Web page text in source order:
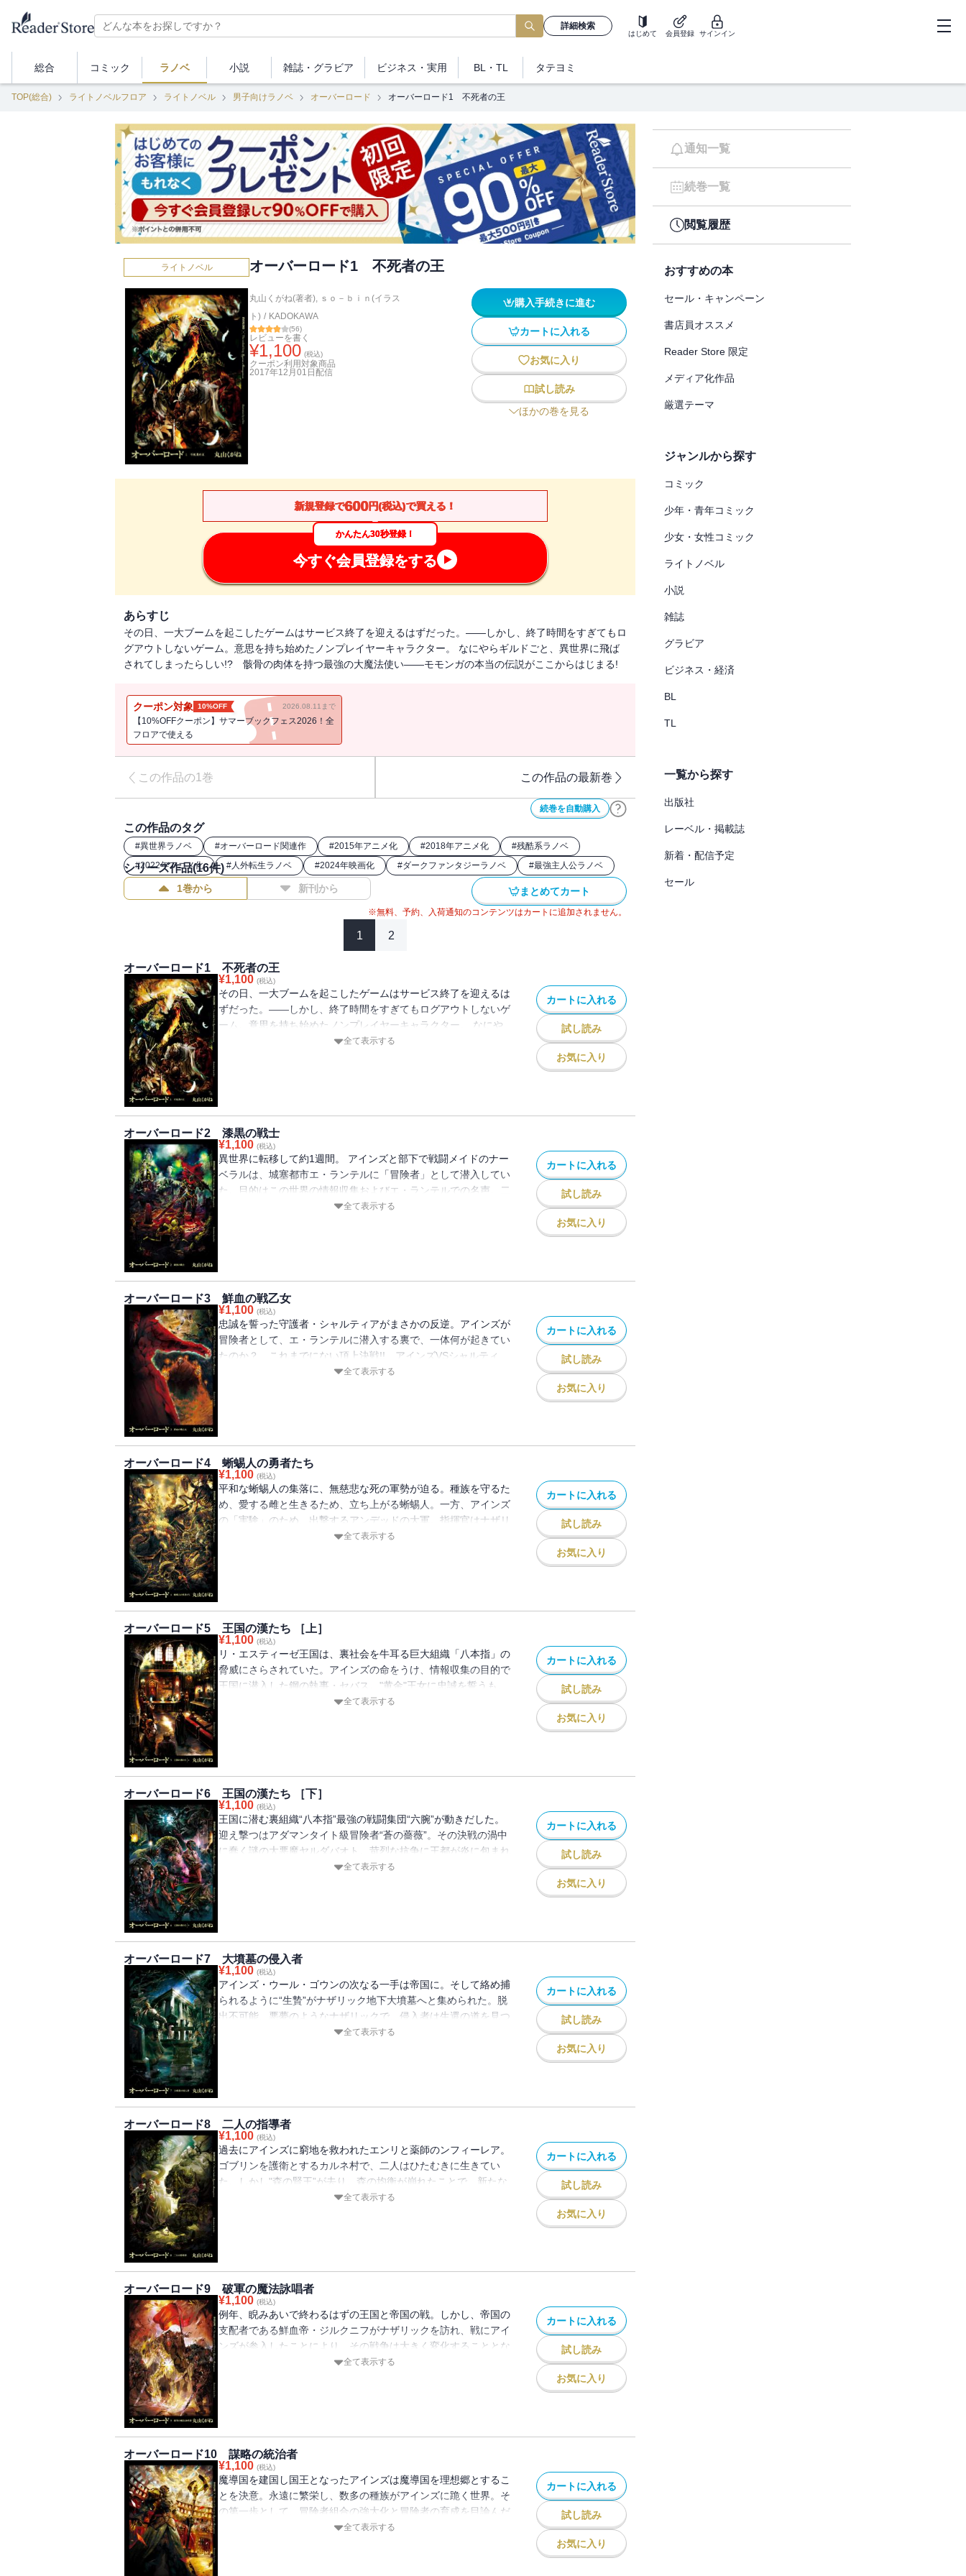
詳細検索
はじめて 会員登録 サインイン
総合 コミック ラノベ 小説 雑誌・ グラビア ビジネス ・実用 BL・TL タテヨミ
TOP(総合) ライトノベルフロア ライトノベル 男子向けラノベ オーバーロード オーバーロード1 不死者の王
ライトノベル オーバーロード1 不死者の王
丸山くがね(著者), ｓｏ－ｂｉｎ(イラス
ト) / KADOKAWA
(56)
レビューを書く
¥1,100 (税込)
クーポン利用対象商品
2017年12月01日 配信
購入手続きに進む
カートに入れる
お気に入り
試し読み
ほかの巻を見る
新規登録で600円(税込)で買える！
かんたん30秒登録！
今すぐ会員登録をする
あらすじ
その日、一大ブームを起こしたゲームはサービス終了を迎えるはずだった。――しかし、終了時間をすぎてもロ
グアウトしないゲーム。意思を持ち始めたノンプレイヤーキャラクター。 なにやらギルドごと、異世界に飛ば
されてしまったらしい!? 骸骨の肉体を持つ最強の大魔法使い――モモンガの本当の伝説がここからはじまる!
クーポン対象 10%OFF 2026.08.11まで
【10%OFFクーポン】サマーブックフェス2026！全
フロアで使える
この作品の1巻 この作品の最新巻
続巻を自動購入
この作品のタグ
#異世界ラノベ #オーバーロード関連作 #2015年アニメ化 #2018年アニメ化 #残酷系ラノベ
#2022年アニメ化 #人外転生ラノベ #2024年映画化 #ダークファンタジーラノベ #最強主人公ラノベ
シリーズ作品(16件)
1巻から 新刊から まとめてカート
※無料、予約、入荷通知のコンテンツはカートに追加されません。
1 2
オーバーロード1 不死者の王
¥1,100 (税込)
その日、一大ブームを起こしたゲームはサービス終了を迎えるは
ずだった。――しかし、終了時間をすぎてもログアウトしないゲ
ーム。意思を持ち始めたノンプレイヤーキャラクター。 なにや
らギルドごと、異世界に飛ばされてしまったらしい!? 骸骨の肉
全て表示する
カートに入れる
試し読み
お気に入り
オーバーロード2 漆黒の戦士
¥1,100 (税込)
異世界に転移して約1週間。 アインズと部下で戦闘メイドのナー
ベラルは、城塞都市エ・ランテルに「冒険者」として潜入してい
た。目的はこの世界の情報収集およびエ・ランテルでの名声。二
人は薬草採取の依頼をうけ、「森の賢王」なる魔獣がひそむ森へ
全て表示する
カートに入れる
試し読み
お気に入り
オーバーロード3 鮮血の戦乙女
¥1,100 (税込)
忠誠を誓った守護者・シャルティアがまさかの反逆。アインズが
冒険者として、エ・ランテルに潜入する裏で、一体何が起きてい
たのか？ これまでにない頂上決戦!! アインズVSシャルティ
ア。ナザリック地下大墳墓が揺れる第3巻。
全て表示する
カートに入れる
試し読み
お気に入り
オーバーロード4 蜥蜴人の勇者たち
¥1,100 (税込)
平和な蜥蜴人の集落に、無慈悲な死の軍勢が迫る。種族を守るた
め、愛する雌と生きるため、立ち上がる蜥蜴人。一方、アインズ
の「実験」のため、出撃するアンデッドの大軍。指揮官はナザリ
ック第五階層守護者‘凍河の支配者’コキュートス。弱肉強食の容
全て表示する
カートに入れる
試し読み
お気に入り
オーバーロード5 王国の漢たち ［上］
¥1,100 (税込)
リ・エスティーゼ王国は、裏社会を牛耳る巨大組織「八本指」の
脅威にさらされていた。アインズの命をうけ、情報収集の目的で
王国に潜入した鋼の執事・セバス。"黄金"王女に忠誠を誓うも、
己の弱さに苛立つ日々をおくる熱き兵士・クライム。圧倒的強者
全て表示する
カートに入れる
試し読み
お気に入り
オーバーロード6 王国の漢たち ［下］
¥1,100 (税込)
王国に潜む裏組織“八本指”最強の戦闘集団“六腕”が動きだした。
迎え撃つはアダマンタイト級冒険者“蒼の薔薇”。その決戦の渦中
に蠢く謎の大悪魔ヤルダバオト。苛烈な抗争に王都が炎に包まれ
全て表示する
カートに入れる
試し読み
お気に入り
オーバーロード7 大墳墓の侵入者
¥1,100 (税込)
アインズ・ウール・ゴウンの次なる一手は帝国に。そして絡め捕
られるように“生贄”がナザリック地下大墳墓へと集められた。脱
出不可能、悪夢のようなナザリックで、侵入者は生還の道を見つ
全て表示する
カートに入れる
試し読み
お気に入り
オーバーロード8 二人の指導者
¥1,100 (税込)
過去にアインズに窮地を救われたエンリと薬師のンフィーレア。
ゴブリンを護衛とするカルネ村で、二人はひたむきに生きてい
た。しかし"森の賢王”が去り、森の均衡が崩れたことで、新たな
脅威が迫りつつあった。――「エンリの激動かつ慌ただしい
全て表示する
カートに入れる
試し読み
お気に入り
オーバーロード9 破軍の魔法詠唱者
¥1,100 (税込)
例年、睨みあいで終わるはずの王国と帝国の戦。しかし、帝国の
支配者である鮮血帝・ジルクニフがナザリックを訪れ、戦にアイ
ンズが参入したことにより、その戦争は大きく変化することとな
る――。波乱うずまく第9巻。全て表示する
カートに入れる
試し読み
お気に入り
オーバーロード10 謀略の統治者
¥1,100 (税込)
魔導国を建国し国王となったアインズは魔導国を理想郷とするこ
とを決意。永遠に繁栄し、数多の種族がアインズに跪く世界。そ
の第一歩として、冒険者組合の強大化と冒険者の育成を目論んだ
アインズは帝国に向かう。一方、突如できた魔導国に戸惑う諸国
全て表示する
カートに入れる
試し読み
お気に入り
通知一覧
続巻一覧
閲覧履歴
おすすめの本
セール・キャンペーン
書店員オススメ
Reader Store 限定
メディア化作品
厳選テーマ
ジャンルから探す
コミック
少年・青年コミック
少女・女性コミック
ライトノベル
小説
雑誌
グラビア
ビジネス・経済
BL
TL
一覧から探す
出版社
レーベル・掲載誌
新着・配信予定
セール